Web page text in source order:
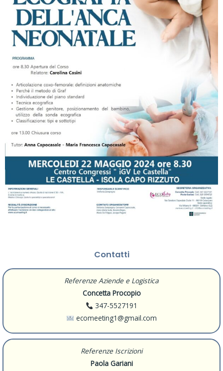
Contatti
Referenze Aziende e Logistica
Concetta Procopio
347-5527191
ecomeeting1@gmail.com
Referenze Iscrizioni
Paola Gariani